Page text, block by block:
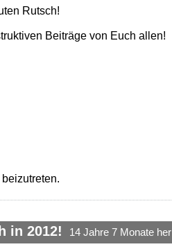
Rutsch!
Beiträge von Euch allen!
in 2012! 14 Jahre 7 Monate her